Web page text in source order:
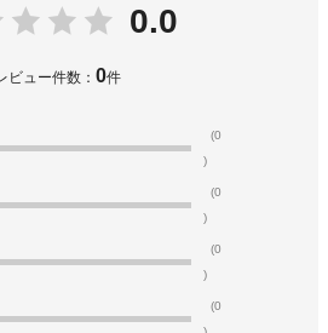
0.0
ビュー件数： 0件
(0
)
(0
)
(0
)
(0